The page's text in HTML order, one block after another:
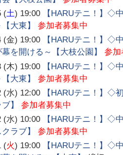
(土) 19:00
【HARUテニ！】◇
大東】
参加者募集中
(金) 19:00
【HARUテニ！】◇
を開ける～【大枝公園】
参加
(木) 19:00
【HARUテニ！】◇
大東】
参加者募集中
(水) 12:00
【HARUテニ！】◇
】
参加者募集中
(水) 10:00
【HARUテニ！】◇
ラブ】
参加者募集中
(火) 19:00
【HARUテニ！】◇